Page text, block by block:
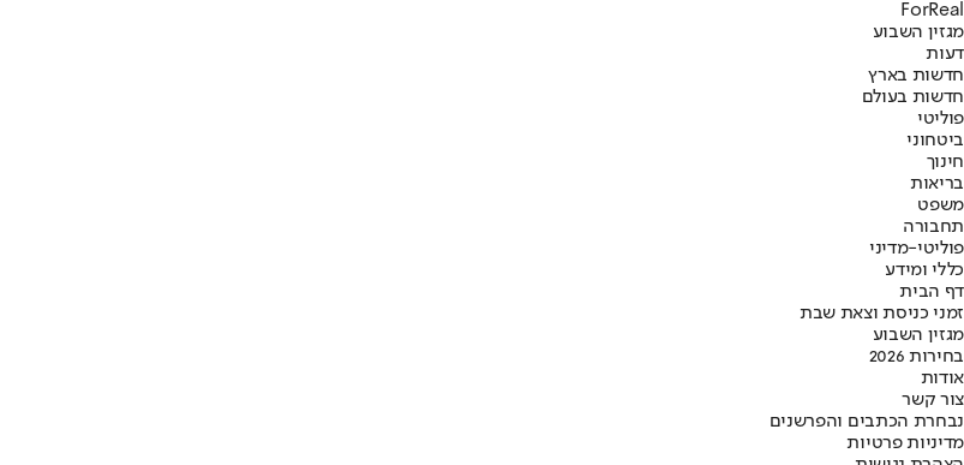
ForReal
מגזין השבוע
דעות
חדשות בארץ
חדשות בעולם
פוליטי
ביטחוני
חינוך
בריאות
משפט
תחבורה
פוליטי-מדיני
כללי ומידע
דף הבית
זמני כניסת וצאת שבת
מגזין השבוע
בחירות 2026
אודות
צור קשר
נבחרת הכתבים והפרשנים
מדיניות פרטיות